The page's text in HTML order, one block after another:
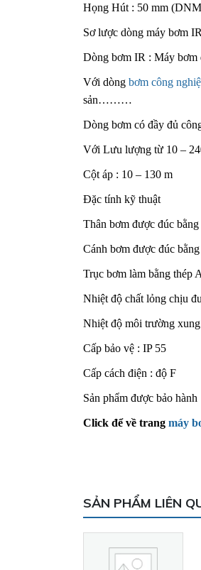
Họng Hút : 50 mm
Sơ lược dòng máy bơm
Dòng bơm IR : Máy bơm
Với dòng bơm công
sản………
Dòng bơm có đầy đủ
Với Lưu lượng từ 10 –
Cột áp : 10 – 130 m
Đặc tính kỹ thuật
Thân bơm được đúc
Cánh bơm được đúc
Trục bơm làm bằng thép
Nhiệt độ chất lỏng chịu
Nhiệt độ môi trường
Cấp bảo vệ : IP 55
Cấp cách điện : độ F
Sản phẩm được bảo
Click để về trang máy
SẢN PHẨM LIÊN